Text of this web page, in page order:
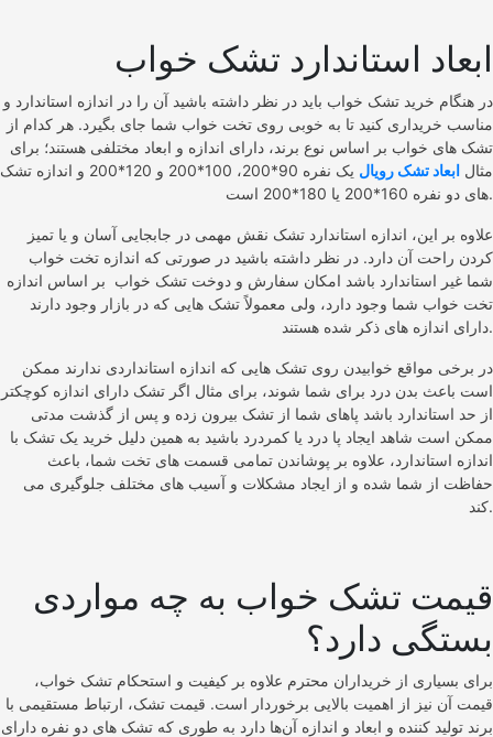
ابعاد استاندارد تشک خواب
در هنگام خرید تشک خواب باید در نظر داشته باشید آن را در اندازه استاندارد و
مناسب خریداری کنید تا به خوبی روی تخت خواب شما جای بگیرد. هر کدام از
تشک‌ های خواب بر اساس نوع برند، دارای اندازه و ابعاد مختلفی هستند؛ برای
مثال ابعاد تشک رویال
یک نفره 90*200، 100*200 و 120*200 و اندازه تشک‌
های دو نفره 160*200 یا 180*200 است.
علاوه بر این، اندازه استاندارد تشک نقش مهمی در جابجایی آسان و یا تمیز
کردن راحت آن دارد. در نظر داشته باشید در صورتی که اندازه تخت خواب
شما غیر استاندارد باشد امکان سفارش و دوخت تشک خواب بر اساس اندازه
تخت خواب شما وجود دارد، ولی معمولاً تشک‌ هایی که در بازار وجود دارند
دارای اندازه های ذکر شده هستند.
در برخی مواقع خوابیدن روی تشک‌ هایی که اندازه استانداردی ندارند ممکن
است باعث بدن درد برای شما شوند، برای مثال اگر تشک دارای اندازه کوچکتر
از حد استاندارد باشد پاهای شما از تشک بیرون زده و پس از گذشت مدتی
ممکن است شاهد ایجاد پا درد یا کمردرد باشید به همین دلیل خرید یک تشک با
اندازه استاندارد، علاوه بر پوشاندن تمامی قسمت‌ های تخت شما، باعث
حفاظت از شما شده و از ایجاد مشکلات و آسیب‌ های مختلف جلوگیری می‌
کند.
قیمت تشک خواب به چه مواردی
بستگی دارد؟
برای بسیاری از خریداران محترم علاوه بر کیفیت و استحکام تشک خواب،
قیمت آن نیز از اهمیت بالایی برخوردار است. قیمت تشک، ارتباط مستقیمی با
برند تولید کننده و ابعاد و اندازه آن‌ها دارد به طوری که تشک‌ های دو نفره دارای